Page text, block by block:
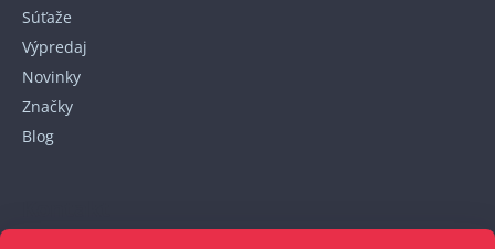
Súťaže
Výpredaj
Novinky
Značky
Blog